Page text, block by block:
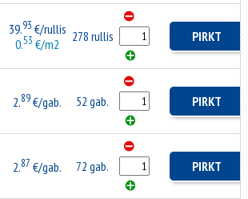
39.93 €/rullis
0.53 €/m2
278 rullis PIRKT
2.89€/gab. 52 gab. PIRKT
2.87 €/gab. 72 gab. PIRKT